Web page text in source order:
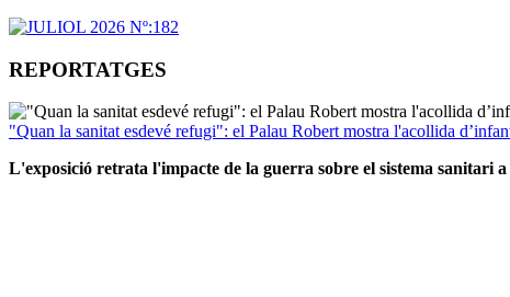
REPORTATGES
"Quan la sanitat esdevé refugi": el Palau Robert mostra l'acollida
L'exposició retrata l'impacte de la guerra sobre el sistema sanitari